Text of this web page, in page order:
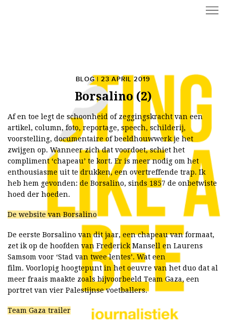
BLOG | 23 APRIL 2019
Borsalino (2)
Af en toe legt de schoonheid of zeggingskracht van een
artikel, column, foto, reportage, speech, schilderij,
voorstelling, documentaire of beeldhouwwerk je het
zwijgen op. Wanneer zich dat voordoet, schiet het
compliment ‘chapeau’ te kort. Er is meer nodig om het
enthousiasme uit te drukken, een overtreffende trap. Ik
heb hem gevonden: de Borsalino, sinds 1857 de onbetwiste
hoed der hoeden.
De website van Borsalino
De eerste Borsalino van dit jaar, een chapeau van formaat,
zet ik op de hoofden van Frederick Mansell en Laurens
Samsom voor ‘Stad van twee lentes’. Wat een
film. Voorlopig hoogtepunt in het oeuvre van het duo dat al
meer fraais maakte zoals bijvoorbeeld Team Gaza, een
portret van vier Palestijnse voetballers.
Team Gaza trailer